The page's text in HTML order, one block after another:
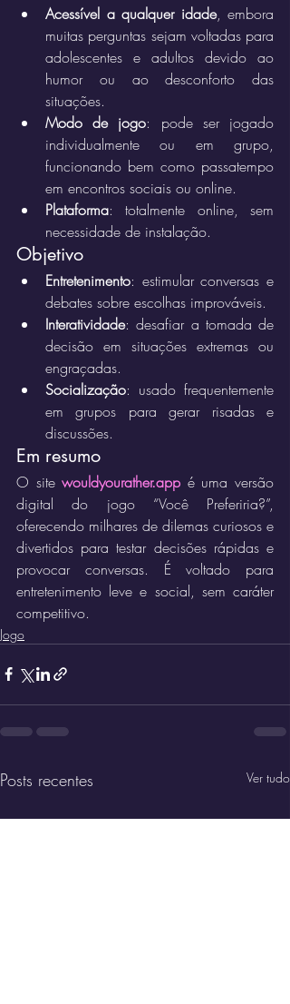
Acessível a qualquer idade, embora
muitas perguntas sejam voltadas para
adolescentes e adultos devido ao
humor ou ao desconforto das
situações.
Modo de jogo: pode ser jogado
individualmente ou em grupo,
funcionando bem como passatempo
em encontros sociais ou online.
Plataforma: totalmente online, sem
necessidade de instalação.
Objetivo
Entretenimento: estimular conversas e
debates sobre escolhas improváveis.
Interatividade: desafiar a tomada de
decisão em situações extremas ou
engraçadas.
Socialização: usado frequentemente
em grupos para gerar risadas e
discussões.
Em resumo
O site wouldyourather.app é uma versão
digital do jogo “Você Preferiria?”,
oferecendo milhares de dilemas curiosos e
divertidos para testar decisões rápidas e
provocar conversas. É voltado para
entretenimento leve e social, sem caráter
competitivo.
Jogo
Posts recentes Ver tudo